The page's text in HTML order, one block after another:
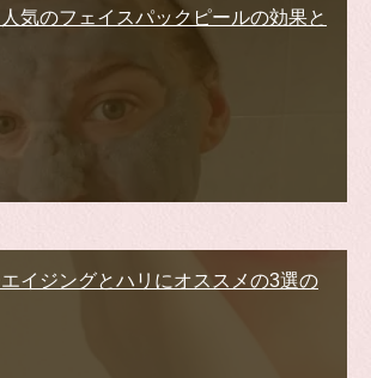
気のフェイスパックピールの効果と
イジングとハリにオススメの3選の